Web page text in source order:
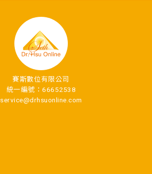
賽斯數位有限公司
統一編號：66652538
service@drhsuonline.com